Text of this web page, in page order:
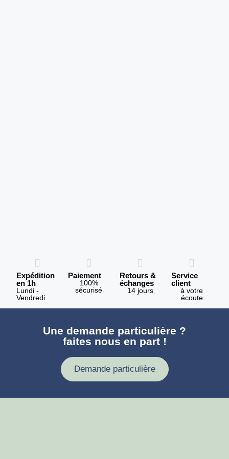
Expédition
en 1h
Lundi -
Vendredi
Paiement
100%
sécurisé
Retours &
échanges
14 jours
Service
client
à votre
écoute
Une demande particulière ?
faites nous en part !
Demande particulière